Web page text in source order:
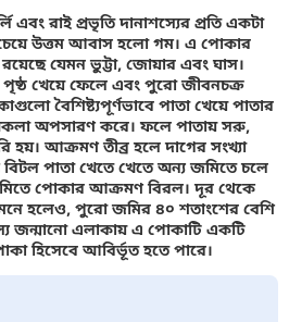
এবং রাই প্রভৃতি দানাশস্যের প্রতি একটা
উত্তম আবাস হলো গম। এ পোকার
যেমন ভুট্টা, জোয়ার এবং ঘাস।
খেয়ে ফেলে এবং পুরো জীবনচক্র
বৈশিষ্ট্যপূর্ণভাবে পাতা খেয়ে পাতার
অপসারণ করে। ফলে পাতায় সরু,
হয়। আক্রমণ তীব্র হলে দাগের সংখ্যা
বিটল পাতা খেতে খেতে অন্য জমিতে চলে
পোকার আক্রমণ বিরল। দূর থেকে
হলেও, পুরো জমির ৪০ শতাংশের বেশি
জন্মানো এলাকায় এ পোকাটি একটি
হিসেবে আবির্ভূত হতে পারে।